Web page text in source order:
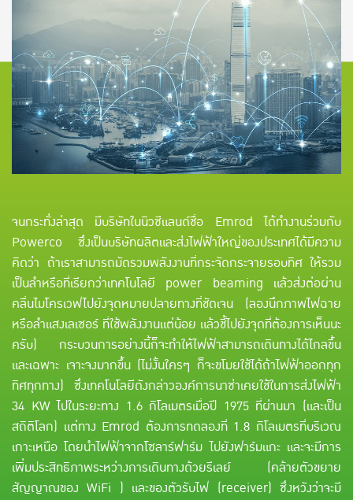
จนกระทั่งล่าสุด มีบริษัทในนิวซีแลนด์ชื่อ Emrod ได้ทำงานร่วมกับ
Powerco ซึ่งเป็นบริษัทผลิตและส่งไฟฟ้าใหญ่ของประเทศได้มีความ
คิดว่า ถ้าเราสามารถมัดรวมพลังงานที่กระจัดกระจายรอบทิศ ให้รวม
เป็นลำหรือที่เรียกว่าเทคโนโลยี power beaming แล้วส่งต่อผ่าน
คลื่นไมโครเวฟไปยังจุดหมายปลายทางที่ชัดเจน (ลองนึกภาพไฟฉาย
หรือลำแสงเลเซอร์ ที่ใช้พลังงานแต่น้อย แล้วชี้ไปยังจุดที่ต้องการเห็นนะ
ครับ) กระบวนการอย่างนี้ก็จะทำให้ไฟฟ้าสามารถเดินทางได้ไกลขึ้น
และเฉพาะ เจาะจงมากขึ้น (ไม่งั้นใครๆ ก็จะขโมยใช้ได้ถ้าไฟฟ้าออกทุก
ทิศทุกทาง) ซึ่งเทคโนโลยีดังกล่าวองค์การนาซ่าเคยใช้ในการส่งไฟฟ้า
34 KW ไปในระยะทาง 1.6 กิโลเมตรเมื่อปี 1975 ที่ผ่านมา (และเป็น
สถิติโลก) แต่ทาง Emrod ต้องการทดลองที่ 1.8 กิโลเมตรที่บริเวณ
เกาะเหนือ โดยนำไฟฟ้าจากโซลาร์ฟาร์ม ไปยังฟาร์มแกะ และจะมีการ
เพิ่มประสิทธิภาพระหว่างการเดินทางด้วยรีเลย์ (คล้ายตัวขยาย
สัญญาณของ WiFi ) และของตัวรับไฟ (receiver) ซึ่งหวังว่าจะมี